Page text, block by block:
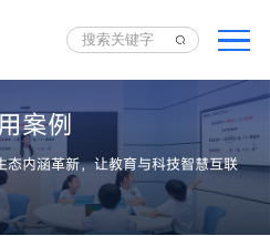
案例
内涵革新，让教育与科技智慧互联